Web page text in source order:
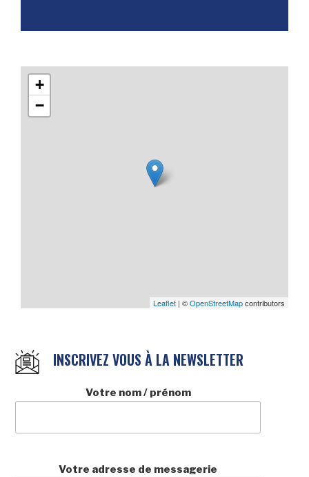
+
−
Leaflet | ©OpenStreetMapcontributors
INSCRIVEZ VOUS À LA NEWSLETTER
Votre nom / prénom
Votre adresse de messagerie